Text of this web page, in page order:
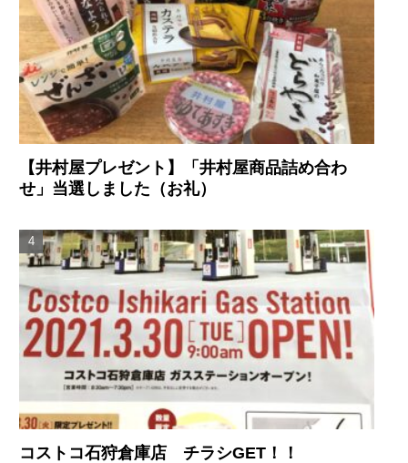
【井村屋プレゼント】「井村屋商品詰め合わ
せ」当選しました（お礼）
コストコ石狩倉庫店 チラシGET！！